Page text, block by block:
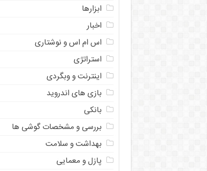
ابزارها
اخبار
اس ام اس و نوشتاری
استراتژی
اینترنت و وبگردی
بازی های اندروید
بانکی
بررسی و مشخصات گوشی ها
بهداشت و سلامت
پازل و معمایی